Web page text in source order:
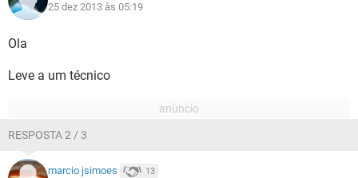
25 dez 2013 às 05:19
Ola
Leve a um técnico
RESPOSTA 2 / 3
marcio jsimoes 13